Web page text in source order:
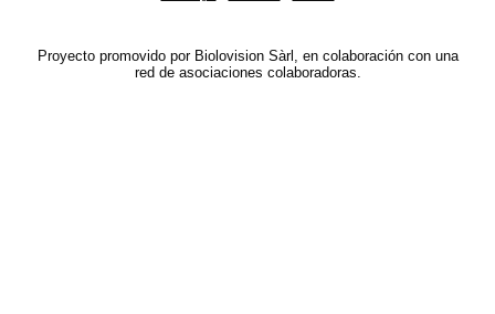
Proyecto promovido por Biolovision Sàrl, en colaboración con una
red de asociaciones colaboradoras.